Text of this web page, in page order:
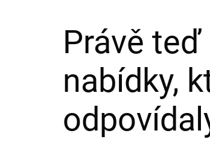
Právě
nabídky,